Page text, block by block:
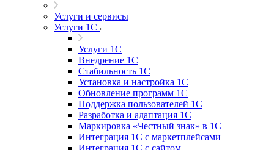
Услуги и сервисы
Услуги 1С
Услуги 1С
Внедрение 1С
Стабильность 1С
Установка и настройка 1С
Обновление программ 1С
Поддержка пользователей 1С
Разработка и адаптация 1С
Маркировка «Честный знак» в 1С
Интеграция 1С с маркетплейсами
Интеграция 1С с сайтом